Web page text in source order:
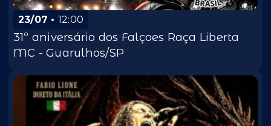
23/07 12:00
31º aniversário dos Falçoes Raça Liberta
MC - Guarulhos/SP